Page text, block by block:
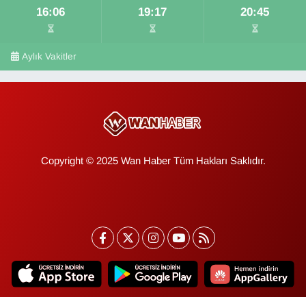
16:06 19:17 20:45
Aylık Vakitler
Copyright © 2025 Wan Haber Tüm Hakları Saklıdır.